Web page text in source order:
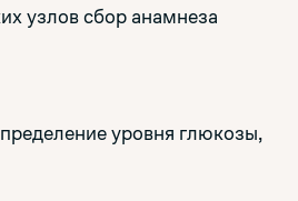
узлов сбор анамнеза
уровня глюкозы,